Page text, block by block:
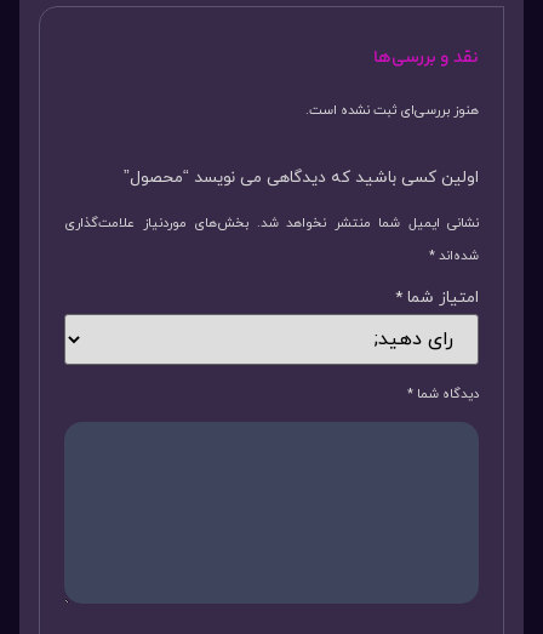
نقد و بررسی‌ها
هنوز بررسی‌ای ثبت نشده است.
اولین کسی باشید که دیدگاهی می نویسد “محصول”
نشانی ایمیل شما منتشر نخواهد شد. بخش‌های موردنیاز علامت‌گذاری
شده‌اند*
امتیاز شما *
دیدگاه شما *